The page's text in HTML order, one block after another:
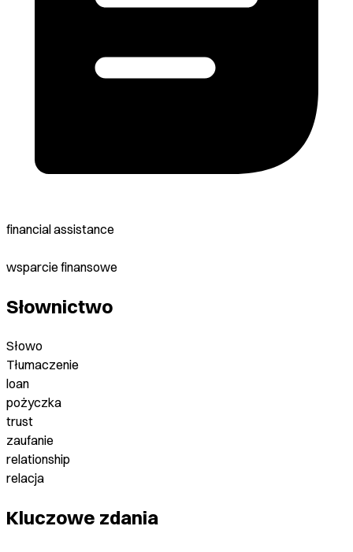
financial assistance
wsparcie finansowe
Słownictwo
Słowo
Tłumaczenie
loan
pożyczka
trust
zaufanie
relationship
relacja
Kluczowe zdania